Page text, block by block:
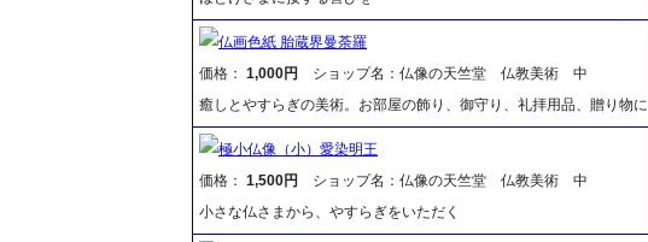
仏画色紙 胎蔵界曼荼羅
価格： 1,000円
ショップ名：仏像の天竺堂 仏教美術 中
癒しとやすらぎの美術。お部屋の飾り、御守り、礼拝用品、贈り物に
極小仏像（小）愛染明王
価格： 1,500円
ショップ名：仏像の天竺堂 仏教美術 中
小さな仏さまから、やすらぎをいただく